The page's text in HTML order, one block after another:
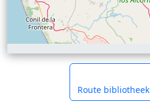
Route bibliotheek